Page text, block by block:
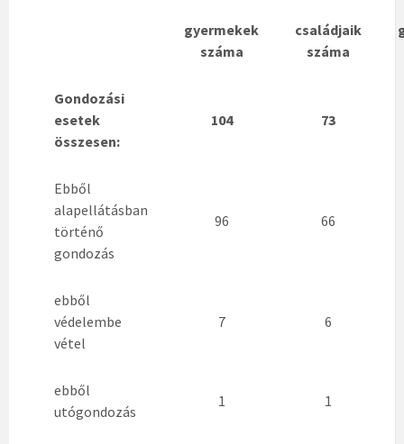
gyermekek
száma
családjaik
száma
Gondozási
esetek
összesen:
104 73
Ebből
alapellátásban
történő
gondozás
96 66
ebből
védelembe
vétel
7 6
ebből
utógondozás
1 1